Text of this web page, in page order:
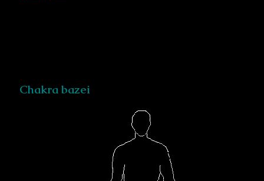
Chakra bazei